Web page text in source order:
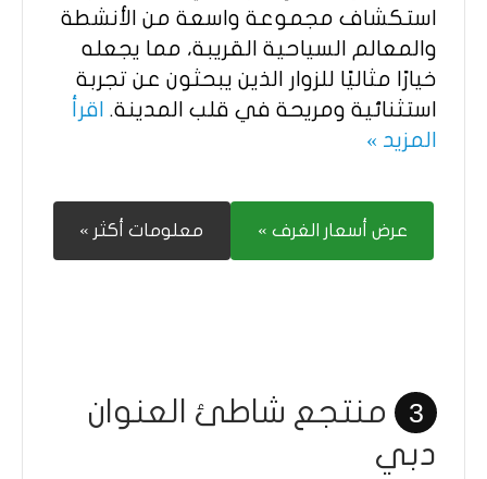
استكشاف مجموعة واسعة من الأنشطة
والمعالم السياحية القريبة، مما يجعله
خيارًا مثاليًا للزوار الذين يبحثون عن تجربة
استثنائية ومريحة في قلب المدينة. اقرأ
المزيد »
عرض أسعار الغرف » معلومات أكثر »
3
منتجع شاطئ العنوان
دبي